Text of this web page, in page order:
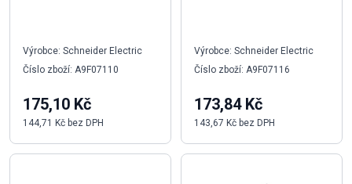
Výrobce: Schneider Electric
Číslo zboží: A9F07110
175,10 Kč
144,71 Kč bez DPH
Výrobce: Schneider Electric
Číslo zboží: A9F07116
173,84 Kč
143,67 Kč bez DPH